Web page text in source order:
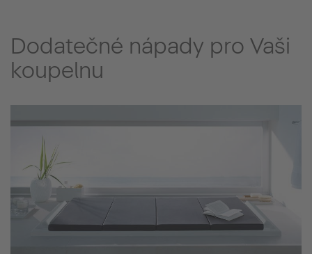
Dodatečné nápady pro Vaši
koupelnu